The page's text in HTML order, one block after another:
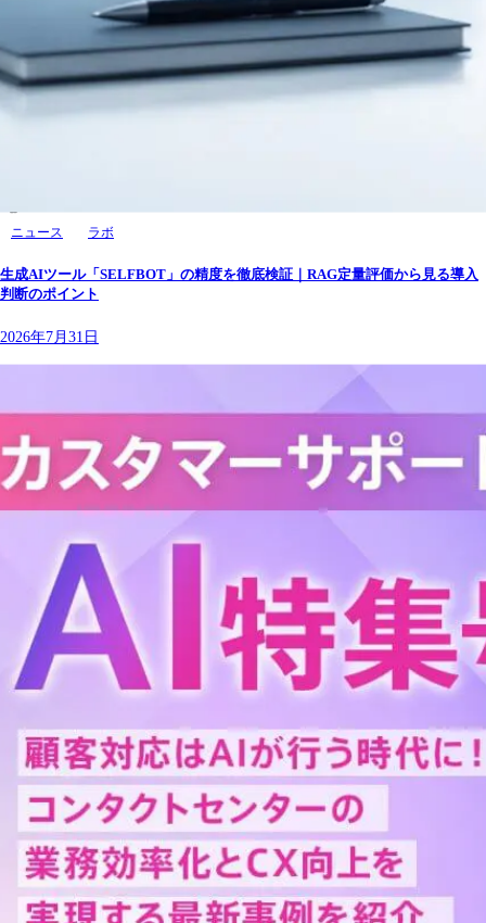
ニュース ラボ
生成AIツール「SELFBOT」の精度を徹底検証｜RAG定量評価から見る導入
判断のポイント
2026年7月31日